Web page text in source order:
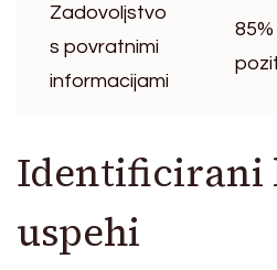
Zadovoljstvo
s povratnimi
informacijami
85%
Identificirani
uspehi